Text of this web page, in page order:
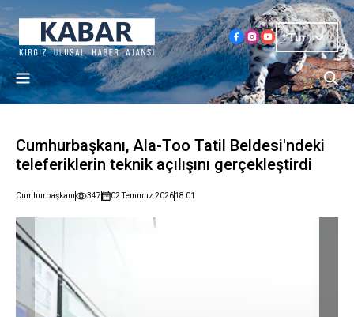
Tur
Cumhurbaşkanı, Ala-Too Tatil Beldesi'ndeki
teleferiklerin teknik açılışını gerçekleştirdi
Cumhurbaşkanı 347 02 Temmuz 202618:01